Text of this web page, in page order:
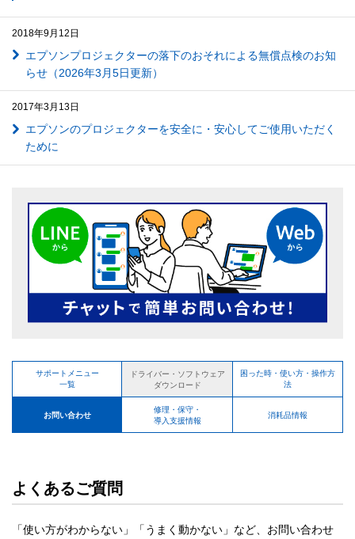
2018年9月12日
エプソンプロジェクターの落下のおそれによる無償点検のお知
らせ（2026年3月5日更新）
2017年3月13日
エプソンのプロジェクターを安全に・安心してご使用いただく
ために
サポートメニュー
一覧
ドライバー・ソフトウェア
ダウンロード
困った時・使い方・操作方
法
お問い合わせ
修理・保守・
導入支援情報
消耗品情報
よくあるご質問
「使い方がわからない」「うまく動かない」など、お問い合わせ